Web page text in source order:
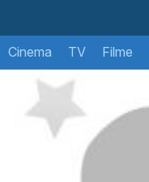
Cinema TV Filme